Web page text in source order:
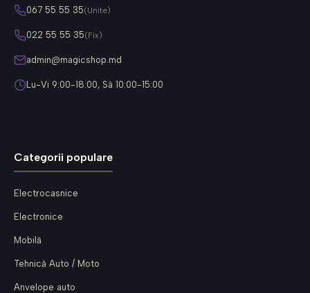
067 55 55 35(Unite)
022 55 55 35(Fix)
admin@magicshop.md
Lu-Vi 9:00-18:00, Sâ 10:00-15:00
Categorii populare
Electrocasnice
Electronice
Mobilă
Tehnică Auto / Moto
Anvelope auto